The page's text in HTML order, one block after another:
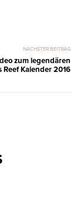
NÄCHSTER BEITRAG
zum legendären
Reef Kalender 2016